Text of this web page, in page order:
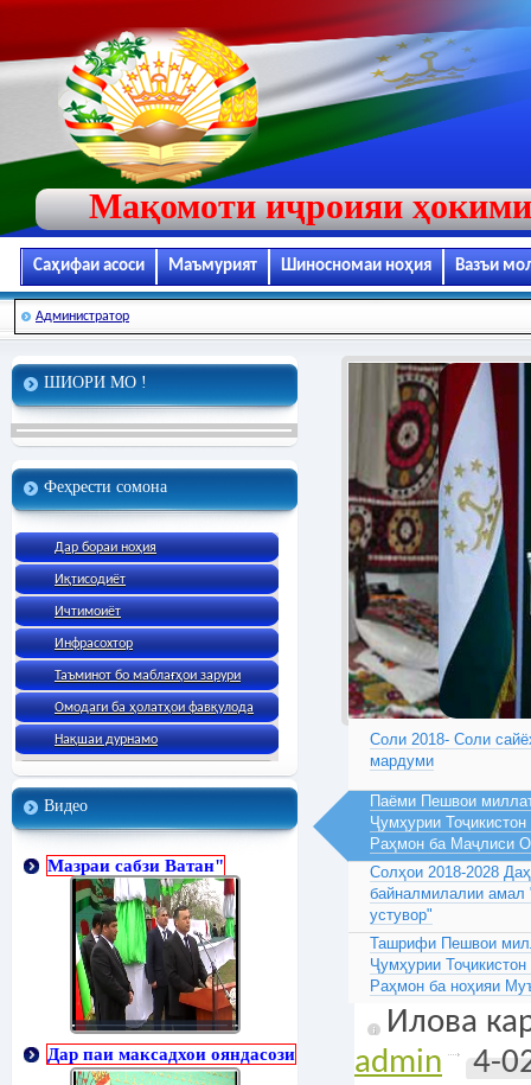
Мақомоти иҷроияи
Саҳифаи асоси Маъмурият Шиносномаи ноҳия Вазъи
Администратор
ШИОРИ МО !
Феҳрести сомона
Дар бораи ноҳия
Иқтисодиёт
Ичтимоиёт
Инфрасохтор
Таъминот бо маблағҳои зарури
Омодаги ба ҳолатҳои фавқулода
Нақшаи дурнамо
Видео
Мазраи сабзи Ватан"
Дар паи максадхои ояндасози
Соли 2018- Соли
мардуми
Паёми Пешвои
Ҷумҳурии
Раҳмон ба Маҷлиси
Солҳои 2018-2028
байналмилалии
устувор"
Ташрифи Пешвои
Ҷумҳурии
Раҳмон ба ноҳияи
Илова
admin
4-